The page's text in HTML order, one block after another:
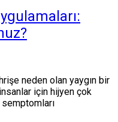
neden olan yaygın bir
için hijyen çok